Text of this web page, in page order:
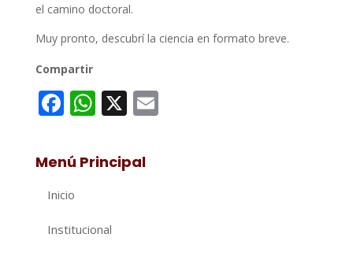
el camino doctoral.
Muy pronto, descubrí la ciencia en formato breve.
Compartir
Facebook
WhatsApp
X Email
Menú Principal
Inicio
Institucional